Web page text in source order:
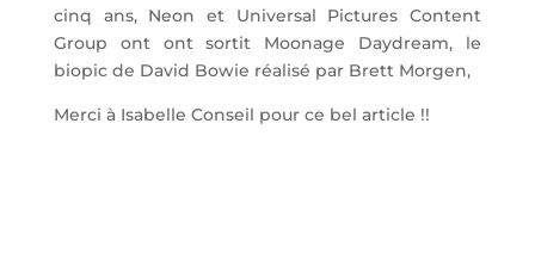
cinq ans, Neon et Universal Pictures Content
Group ont ont sortit Moonage Daydream, le
biopic de David Bowie réalisé par Brett Morgen,
Merci à Isabelle Conseil pour ce bel article !!